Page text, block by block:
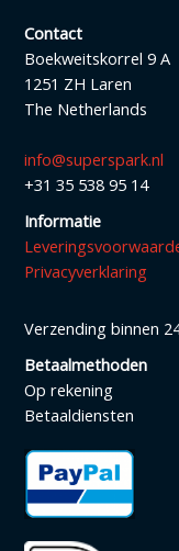
Contact
Boekweitskorrel 9 A
1251 ZH Laren
The Netherlands
info@superspark.nl
+31 35 538 95 14
Informatie
Privacyverklaring
Verzending binnen
Betaalmethoden
Op rekening
Betaaldiensten